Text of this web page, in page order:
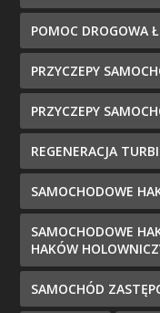
POMOC DROGOWA
PRZYCZEPY
PRZYCZEPY
REGENERACJA
SAMOCHODOWE
SAMOCHODOWE
HAKÓW
SAMOCHÓD